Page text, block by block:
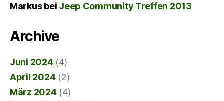
Markusbei Jeep Community Treffen 2013
Archive
Juni 2024(4)
April 2024(2)
März 2024(4)